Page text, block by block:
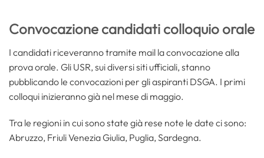
Convocazione candidati colloquio orale
I candidati riceveranno tramite mail la convocazione alla
prova orale. Gli USR, sui diversi siti ufficiali, stanno
pubblicando le convocazioni per gli aspiranti DSGA. I primi
colloqui inizieranno già nel mese di maggio.
Tra le regioni in cui sono state già rese note le date ci sono:
Abruzzo, Friuli Venezia Giulia, Puglia, Sardegna.